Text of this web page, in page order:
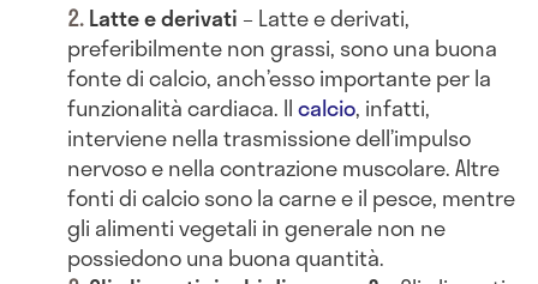
Latte e derivati – Latte e derivati,
preferibilmente non grassi, sono una buona
fonte di calcio, anch’esso importante per la
funzionalità cardiaca. Ilcalcio, infatti,
interviene nella trasmissione dell’impulso
nervoso e nella contrazione muscolare. Altre
fonti di calcio sono la carne e il pesce, mentre
gli alimenti vegetali in generale non ne
possiedono una buona quantità.